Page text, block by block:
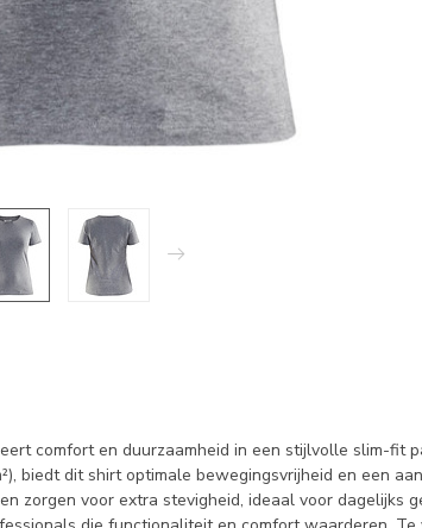
comfort en duurzaamheid in een stijlvolle slim-fit
biedt dit shirt optimale bewegingsvrijheid en een
zorgen voor extra stevigheid, ideaal voor dagelijks